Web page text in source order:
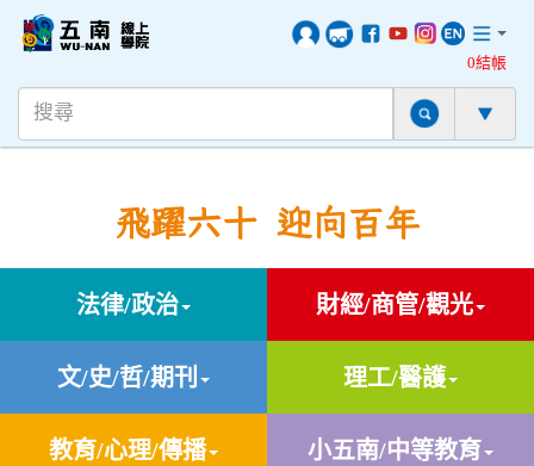
0結帳
飛躍六十 迎向百年
法律/政治 財經/商管/觀光
文/史/哲/期刊 理工/醫護
教育/心理/傳播 小五南/中等教育